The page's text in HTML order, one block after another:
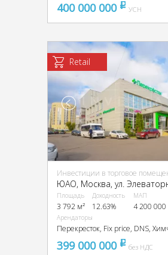
400 000 000 pуб
УСН
Retail
Инвестиции в торговое
ЮАО, Москва, ул.
Площадь
3 792 м²
Доходность
12.63%
МАП
4 200
Арендаторы
399 000 000 pуббез НДС